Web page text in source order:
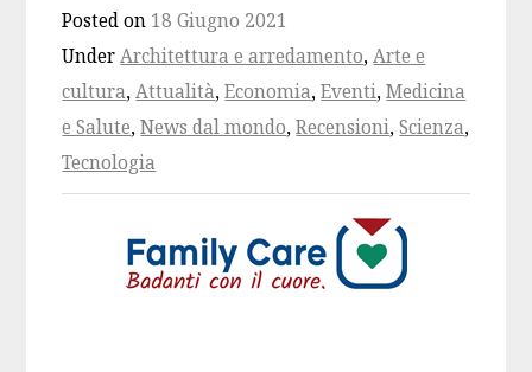
Posted on 18 Giugno 2021
UnderArchitettura e arredamento,Arte e
cultura,Attualità,Economia,Eventi,Medicina
e Salute,News dal mondo,Recensioni,Scienza,
Tecnologia